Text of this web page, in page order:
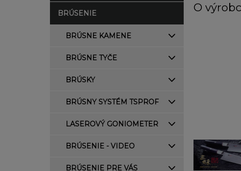
BRÚSENIE
BRÚSNE KAMENE
BRÚSNE TYČE
BRÚSKY
BRÚSNY SYSTÉM TSPROF
LASEROVÝ GONIOMETER
BRÚSENIE - VIDEO
BRÚSENIE PRE VÁS
O